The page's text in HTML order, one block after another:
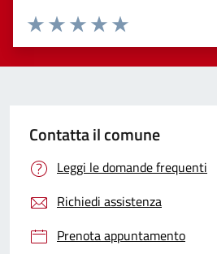
Valuta 5 stelle su 5
Valuta 4 stelle su 5
Valuta 3 stelle su 5
Valuta 2 stelle su 5
Valuta 1 stelle su 5
Contatta il comune
Leggi le domande frequenti
Richiedi assistenza
Prenota appuntamento